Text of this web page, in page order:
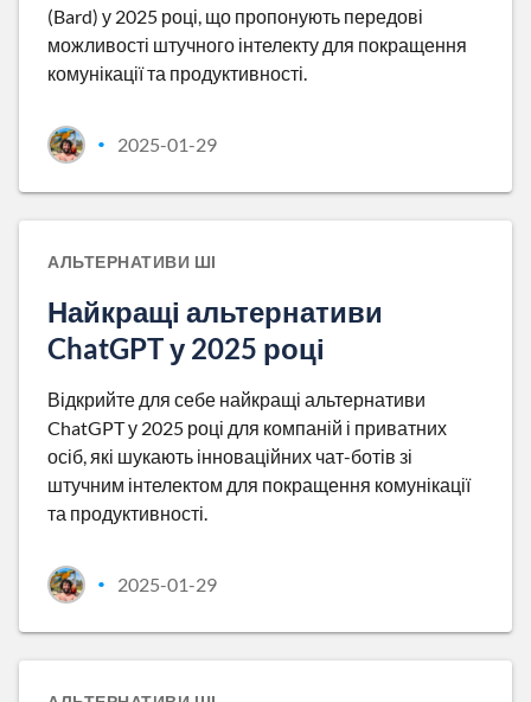
(Bard) у 2025 році, що пропонують передові
можливості штучного інтелекту для покращення
комунікації та продуктивності.
• 2025-01-29
АЛЬТЕРНАТИВИ ШІ
Найкращі альтернативи
ChatGPT у 2025 році
Відкрийте для себе найкращі альтернативи
ChatGPT у 2025 році для компаній і приватних
осіб, які шукають інноваційних чат-ботів зі
штучним інтелектом для покращення комунікації
та продуктивності.
• 2025-01-29